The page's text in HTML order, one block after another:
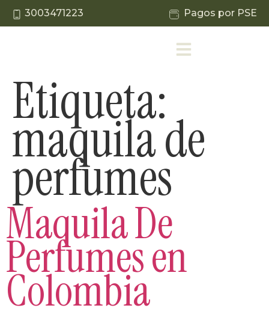
3003471223 Pagos por PSE
Etiqueta:
maquila de
perfumes
Maquila De
Perfumes en
Colombia